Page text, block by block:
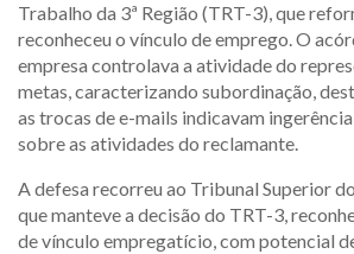
Trabalho da 3ª Região (TRT-3), que
reconheceu o vínculo de emprego. O
empresa controlava a atividade do
metas, caracterizando subordinação,
as trocas de e-mails indicavam
sobre as atividades do reclamante.
A defesa recorreu ao Tribunal Superior
que manteve a decisão do TRT-3,
de vínculo empregatício, com potencial